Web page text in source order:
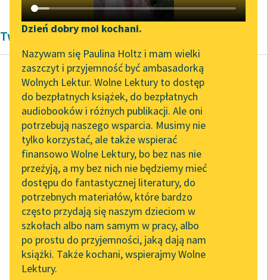
Katalog DAISY
Podkasty o książkach
Zgłoś brak utworu
Aktualności
Zapraszamy na spotkanie
online z tłumaczkami
literatury skandynawskiej
Spotkanie z Katarzyną
Tunkiel w Oslo
Wolne Lektury na 32.
Pol’and’Rock Festivalu
„Kochanek Lady
Chatterley” do słuchania
na Wolnych Lekturach
Nowy audiobook –
„Marzenie o Oriencie”
Narzędzia
Mapa Wolnych Lektur
Leśmianator
Przewodnik dla piszących i
czytających
API
OAI-PMH
Widget Wolnych Lektur
Przypisy
Dzień dobry moi kochani.
Nazywam się Paulina Holtz i mam wielki
zaszczyt i przyjemność być ambasadorką
Wolnych Lektur. Wolne Lektury to dostęp
do bezpłatnych książek, do bezpłatnych
audiobooków i różnych publikacji. Ale oni
potrzebują naszego wsparcia. Musimy nie
tylko korzystać, ale także wspierać
finansowo Wolne Lektury, bo bez nas nie
przeżyją, a my bez nich nie będziemy mieć
dostępu do fantastycznej literatury, do
potrzebnych materiałów, które bardzo
często przydają się naszym dzieciom w
szkołach albo nam samym w pracy, albo
po prostu do przyjemności, jaką dają nam
książki. Także kochani, wspierajmy Wolne
Lektury.
Twórczość Średniowiecze Galla Anonima
Gall Anonim
Kronika polska
A ponieważ się
pobieżnie o kościele
gnieźnieńskim
nadarzyła wzmianka,
nie godzi się
przemilczeć o cudzie...
Czytaj więcej